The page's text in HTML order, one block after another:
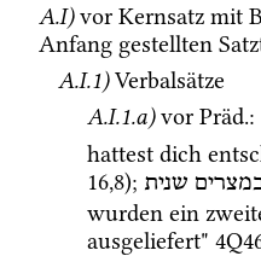
A.I)vor Kernsatz mit
Anfang gestellten
A.I.1)Verbalsätze
A.I.1.a)vor Präd.:
hattest dich
16,8); שנית
wurden ein
ausgeliefert"